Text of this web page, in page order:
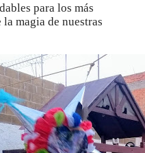
para los más
la magia de nuestras